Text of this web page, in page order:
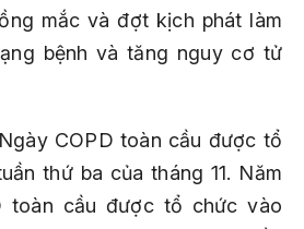
mắc và đợt kịch phát làm
bệnh và tăng nguy cơ tử
COPD toàn cầu được tổ
thứ ba của tháng 11. Năm
toàn cầu được tổ chức vào